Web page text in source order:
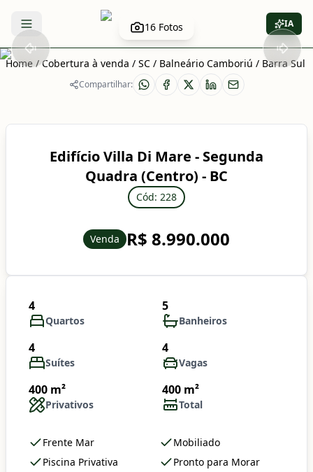
Abrir menu IA
16 Fotos
Home / Cobertura à venda / SC / Balneário Camboriú / Barra Sul
Compartilhar:
Edifício Villa Di Mare - Segunda
Quadra (Centro) - BC
Cód: 228
Venda R$ 8.990.000
4
Quartos
5
Banheiros
4
Suítes
4
Vagas
400 m²
Privativos
400 m²
Total
Frente Mar
Mobiliado
Piscina Privativa
Pronto para Morar